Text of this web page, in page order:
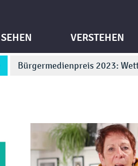
SEHEN VERSTEHEN
Bürgermedienpreis 2023: